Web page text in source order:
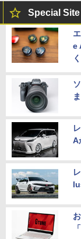
Special Site
e
く
A